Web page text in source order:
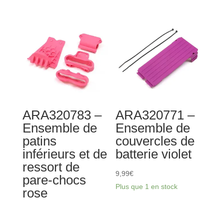
batterie
vert
inférieur
arrière/boîte
violet
ARA320783 –
Ensemble de
patins
inférieurs et de
ressort de
pare-chocs
rose
ARA320771 –
Ensemble de
couvercles de
batterie violet
9,99€
Plus que 1 en stock